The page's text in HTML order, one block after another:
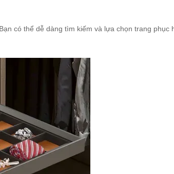
có thể dễ dàng tìm kiếm và lựa chọn trang phục